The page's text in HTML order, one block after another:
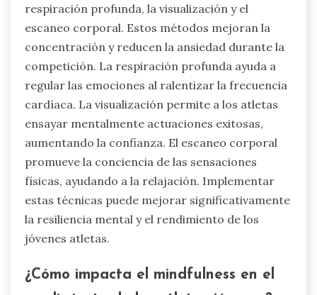
respiración profunda, la visualización y el
escaneo corporal. Estos métodos mejoran la
concentración y reducen la ansiedad durante la
competición. La respiración profunda ayuda a
regular las emociones al ralentizar la frecuencia
cardíaca. La visualización permite a los atletas
ensayar mentalmente actuaciones exitosas,
aumentando la confianza. El escaneo corporal
promueve la conciencia de las sensaciones
físicas, ayudando a la relajación. Implementar
estas técnicas puede mejorar significativamente
la resiliencia mental y el rendimiento de los
jóvenes atletas.
¿Cómo impacta el mindfulness en el